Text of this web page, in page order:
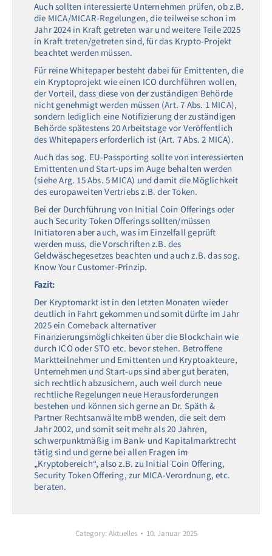
Auch sollten interessierte Unternehmen prüfen, ob z.B.
die MICA/MICAR-Regelungen, die teilweise schon im
Jahr 2024 in Kraft getreten war und weitere Teile 2025
in Kraft treten/getreten sind, für das Krypto-Projekt
beachtet werden müssen.
Für reine Whitepaper besteht dabei für Emittenten, die
ein Kryptoprojekt wie einen ICO durchführen wollen,
der Vorteil, dass diese von der zuständigen Behörde
nicht genehmigt werden müssen (Art. 7 Abs. 1 MICA),
sondern lediglich eine Notifizierung der zuständigen
Behörde spätestens 20 Arbeitstage vor Veröffentlich
des Whitepapers erforderlich ist (Art. 7 Abs. 2 MICA).
Auch das sog. EU-Passporting sollte von interessierten
Emittenten und Start-ups im Auge behalten werden
(siehe Arg. 15 Abs. 5 MICA) und damit die Möglichkeit
des europaweiten Vertriebs z.B. der Token.
Bei der Durchführung von Initial Coin Offerings oder
auch Security Token Offerings sollten/müssen
Initiatoren aber auch, was im Einzelfall geprüft
werden muss, die Vorschriften z.B. des
Geldwäschegesetzes beachten und auch z.B. das sog.
Know Your Customer-Prinzip.
Fazit:
Der Kryptomarkt ist in den letzten Monaten wieder
deutlich in Fahrt gekommen und somit dürfte im Jahr
2025 ein Comeback alternativer
Finanzierungsmöglichkeiten über die Blockchain wie
durch ICO oder STO etc. bevor stehen. Betroffene
Marktteilnehmer und Emittenten und Kryptoakteure,
Unternehmen und Start-ups sind aber gut beraten,
sich rechtlich abzusichern, auch weil durch neue
rechtliche Regelungen neue Herausforderungen
bestehen und können sich gerne an Dr. Späth &
Partner Rechtsanwälte mbB wenden, die seit dem
Jahr 2002, und somit seit mehr als 20 Jahren,
schwerpunktmäßig im Bank- und Kapitalmarktrecht
tätig sind und gerne bei allen Fragen im
„Kryptobereich“, also z.B. zu Initial Coin Offering,
Security Token Offering, zur MICA-Verordnung, etc.
beraten.
Category:Aktuelles 10. Januar 2025